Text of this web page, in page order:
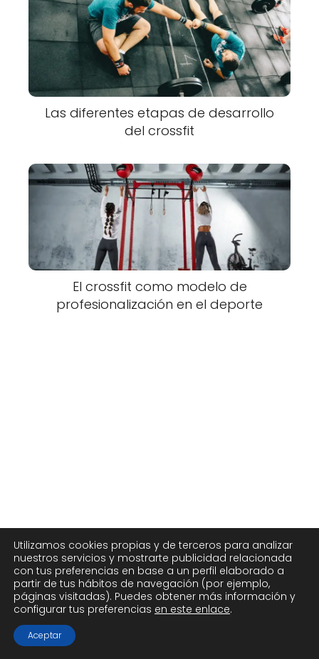
Las diferentes etapas de desarrollo
del crossfit
El crossfit como modelo de
profesionalización en el deporte
Utilizamos cookies propias y de terceros para analizar
nuestros servicios y mostrarte publicidad relacionada
con tus preferencias en base a un perfil elaborado a
partir de tus hábitos de navegación (por ejemplo,
páginas visitadas). Puedes obtener más información y
configurar tus preferencias en este enlace.
Aceptar